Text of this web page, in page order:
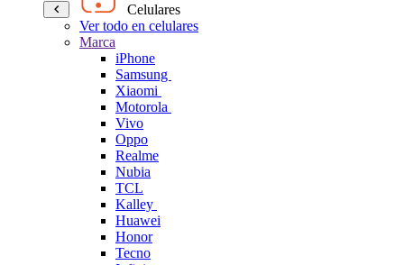
Celulares
Ver todo en celulares
Marca
iPhone
Samsung
Xiaomi
Motorola
Vivo
Oppo
Realme
Nubia
TCL
Kalley
Huawei
Honor
Tecno